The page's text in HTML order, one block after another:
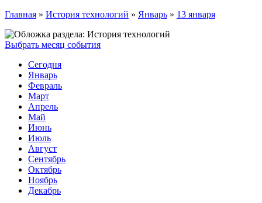
Главная » История технологий » Январь » 13 января
Выбрать месяц события
Сегодня
Январь
Февраль
Март
Апрель
Май
Июнь
Июль
Август
Сентябрь
Октябрь
Ноябрь
Декабрь